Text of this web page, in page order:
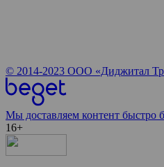
© 2014-2023 ООО «Диджитал
Мы доставляем контент быстро
16+